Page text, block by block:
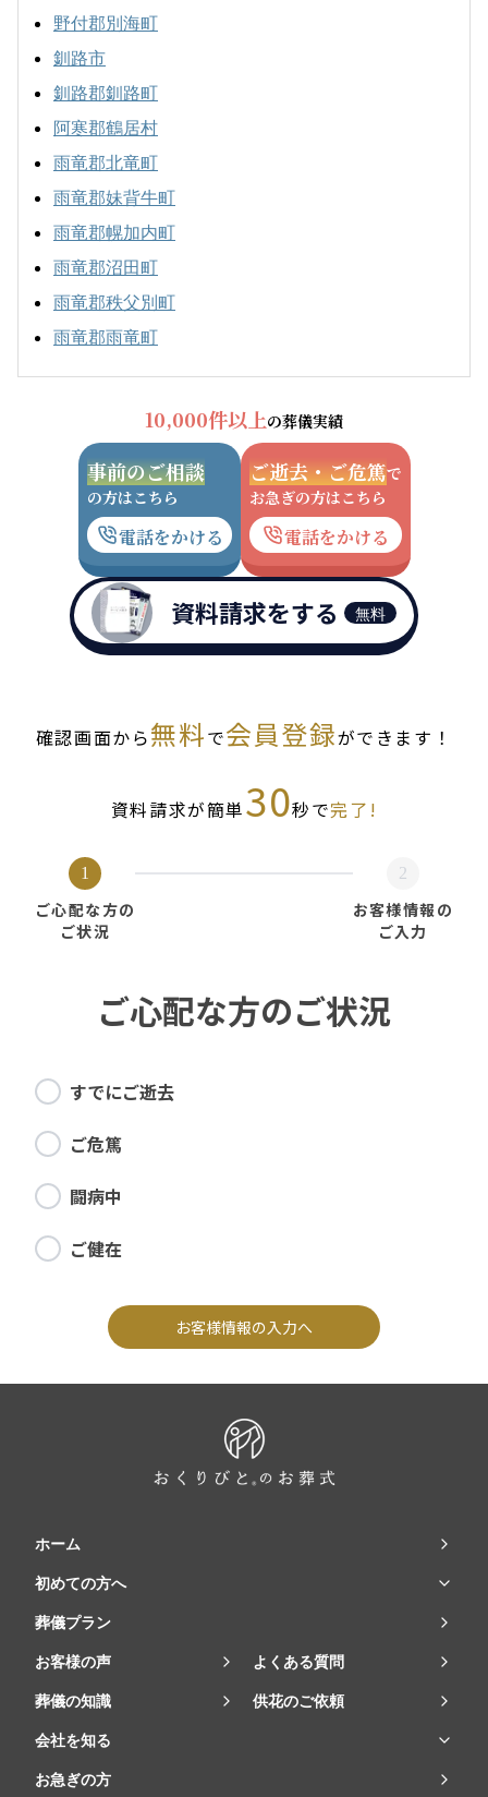
野付郡別海町
釧路市
釧路郡釧路町
阿寒郡鶴居村
雨竜郡北竜町
雨竜郡妹背牛町
雨竜郡幌加内町
雨竜郡沼田町
雨竜郡秩父別町
雨竜郡雨竜町
10,000件以上の葬儀実績
事前のご相談
の方はこちら
電話をかける
ご逝去・ご危篤で
お急ぎの方はこちら
電話をかける
資料請求をする 無料
確認画面から無料で会員登録ができます！
資料請求が簡単30秒で完了!
1
ご心配な方の
ご状況
2
お客様情報の
ご入力
ご心配な方のご状況
すでにご逝去
ご危篤
闘病中
ご健在
お客様情報の入力へ
ホーム
初めての方へ
葬儀プラン
お客様の声 よくある質問
葬儀の知識 供花のご依頼
会社を知る
お急ぎの方